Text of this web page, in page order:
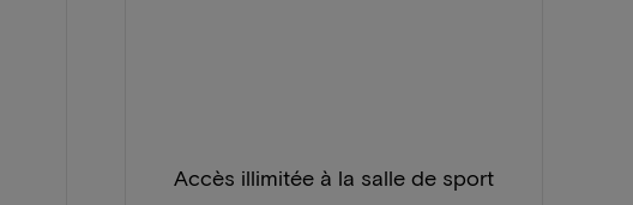
Accès illimitée à la salle de sport